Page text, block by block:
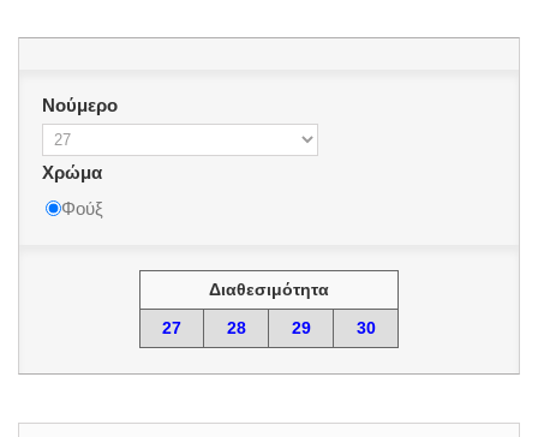
Νούμερο
Χρώμα
Φούξ
Διαθεσιμότητα
27
28 29 30